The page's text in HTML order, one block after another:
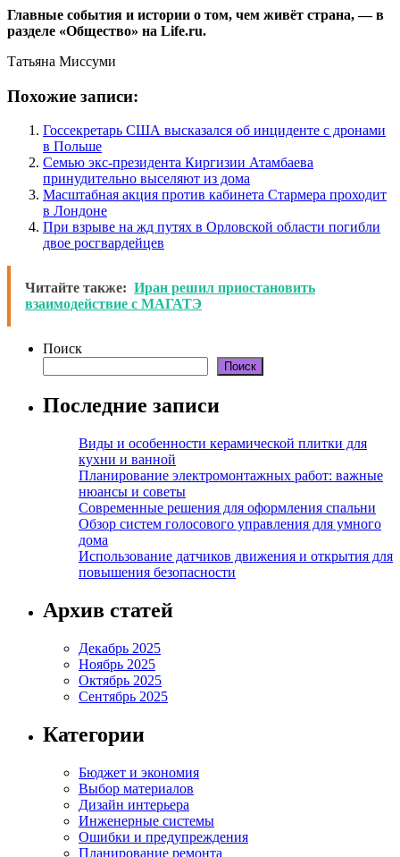
Главные события и истории о том, чем живёт страна, — в
разделе «Общество» на Life.ru.
Татьяна Миссуми
Похожие записи:
Госсекретарь США высказался об инциденте с дронами
в Польше
Семью экс-президента Киргизии Атамбаева
принудительно выселяют из дома
Масштабная акция против кабинета Стармера проходит
в Лондоне
При взрыве на жд путях в Орловской области погибли
двое росгвардейцев
Читайте также: Иран решил приостановить
взаимодействие с МАГАТЭ
Поиск
Поиск
Последние записи
Виды и особенности керамической плитки для
кухни и ванной
Планирование электромонтажных работ: важные
нюансы и советы
Современные решения для оформления спальни
Обзор систем голосового управления для умного
дома
Использование датчиков движения и открытия для
повышения безопасности
Архив статей
Декабрь 2025
Ноябрь 2025
Октябрь 2025
Сентябрь 2025
Категории
Бюджет и экономия
Выбор материалов
Дизайн интерьера
Инженерные системы
Ошибки и предупреждения
Планирование ремонта